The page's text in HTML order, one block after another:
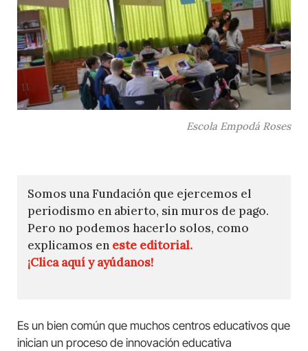
Escola Empodá Roses
Somos una Fundación que ejercemos el
periodismo en abierto, sin muros de pago.
Pero no podemos hacerlo solos, como
explicamos en este editorial.
¡Clica aquí y ayúdanos!
Es un bien común que muchos centros educativos que
inician un proceso de innovación educativa